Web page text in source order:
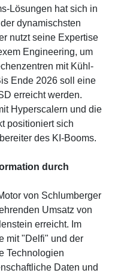
Lösungen hat sich in
dynamischsten
nutzt seine Expertise
Engineering, um
mit Kühl-
Ende 2026 soll eine
erreicht werden.
Hyperscalern und die
positioniert sich
des KI-Booms.
durch
von Schlumberger
Umsatz von
erreicht. Im
mit "Delfi" und der
Technologien
Daten und